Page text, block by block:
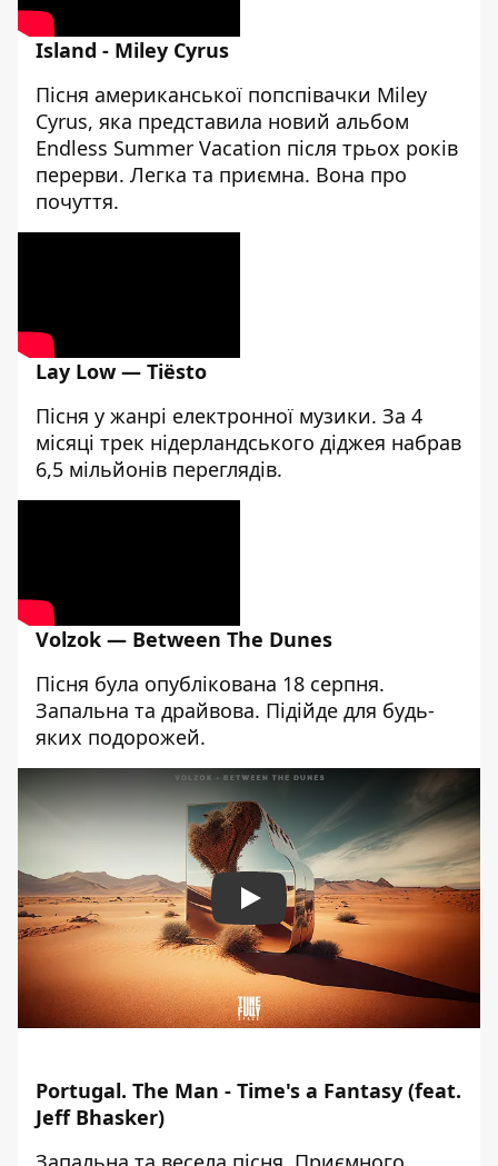
Island - Miley Cyrus
Пісня американської попспівачки Miley
Cyrus, яка представила новий альбом
Endless Summer Vacation після трьох років
перерви. Легка та приємна. Вона про
почуття.
Lay Low — Tiësto
Пісня у жанрі електронної музики. За 4
місяці трек нідерландського діджея набрав
6,5 мільйонів переглядів.
Volzok — Between The Dunes
Пісня була опублікована 18 серпня.
Запальна та драйвова. Підійде для будь-
яких подорожей.
Play
Portugal. The Man - Time's a Fantasy (feat.
Jeff Bhasker)